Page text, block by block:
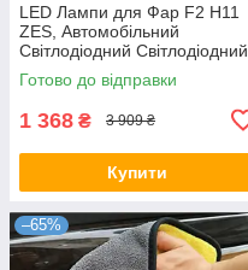
LED Лампи для Фар F2 H11
ZES, Автомобільний
Світлодіодний Світлодіодний
Світло
Готово до відправки
1 368 ₴ 3 909 ₴
Купити
–65%